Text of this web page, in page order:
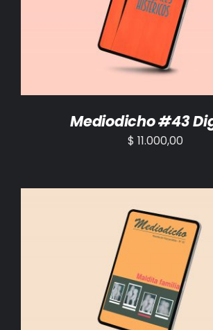
AÑADIR AL CARRITO /
Mediodicho #43
$ 11.000,00
AÑADIR AL CARRITO /